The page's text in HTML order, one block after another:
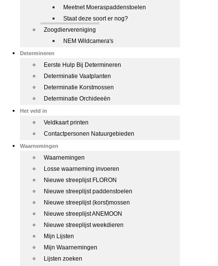
Meetnet Moeraspaddenstoelen
Staat deze soort er nog?
Zoogdiervereniging
NEM Wildcamera's
Determineren
Eerste Hulp Bij Determineren
Determinatie Vaatplanten
Determinatie Korstmossen
Determinatie Orchideeën
Het veld in
Veldkaart printen
Contactpersonen Natuurgebieden
Waarnemingen
Waarnemingen
Losse waarneming invoeren
Nieuwe streeplijst FLORON
Nieuwe streeplijst paddenstoelen
Nieuwe streeplijst (korst)mossen
Nieuwe streeplijst ANEMOON
Nieuwe streeplijst weekdieren
Mijn Lijsten
Mijn Waarnemingen
Lijsten zoeken